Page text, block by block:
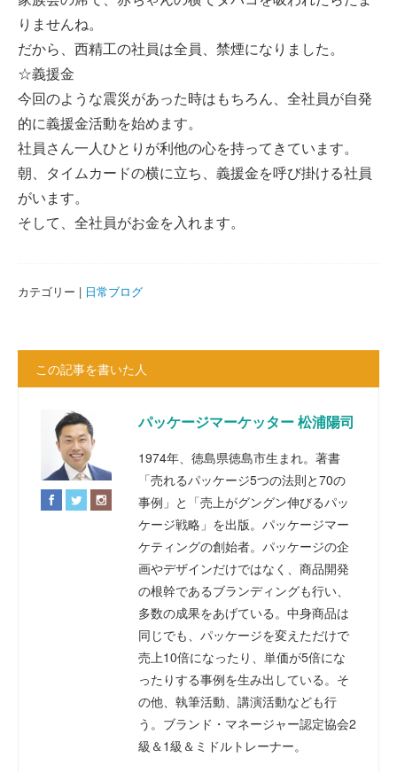
りませんね。
だから、西精工の社員は全員、禁煙になりました。
☆義援金
今回のような震災があった時はもちろん、全社員が自発
的に義援金活動を始めます。
社員さん一人ひとりが利他の心を持ってきています。
朝、タイムカードの横に立ち、義援金を呼び掛ける社員
がいます。
そして、全社員がお金を入れます。
カテゴリー | 日常ブログ
この記事を書いた人
パッケージマーケッター 松浦陽司
1974年、徳島県徳島市生まれ。著書
「売れるパッケージ5つの法則と70の
事例」と「売上がグングン伸びるパッ
ケージ戦略」を出版。パッケージマー
ケティングの創始者。パッケージの企
画やデザインだけではなく、商品開発
の根幹であるブランディングも行い、
多数の成果をあげている。中身商品は
同じでも、パッケージを変えただけで
売上10倍になったり、単価が5倍にな
ったりする事例を生み出している。そ
の他、執筆活動、講演活動なども行
う。ブランド・マネージャー認定協会2
級＆1級＆ミドルトレーナー。